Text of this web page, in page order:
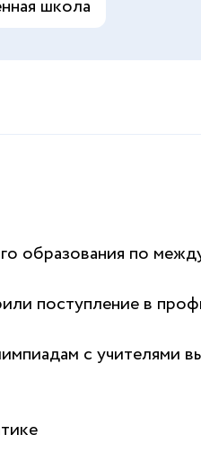
школа
образования по
поступление в
с учителями